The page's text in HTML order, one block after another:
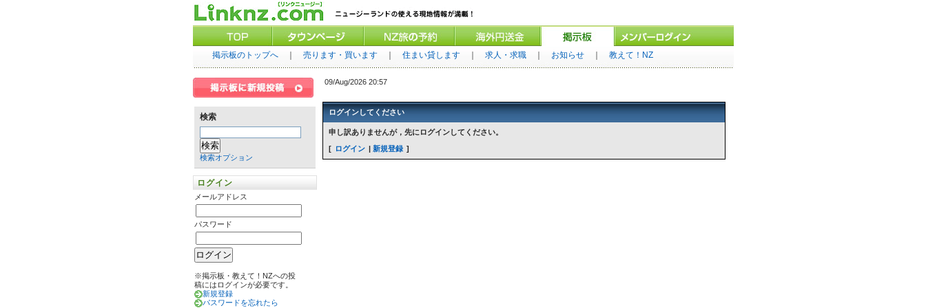
掲示板のトップへ｜ 売ります・買います｜ 住まい貸します｜ 求人・求職｜ お知らせ｜ 教えて！NZ
検索
検索オプション
ログイン
メールアドレス
パスワード
※掲示板・教えて！NZへの投
稿にはログインが必要です。
新規登録
パスワードを忘れたら
09/Aug/2026 20:57
ログインしてください
申し訳ありませんが，先にログインしてください。
ログイン
新規登録